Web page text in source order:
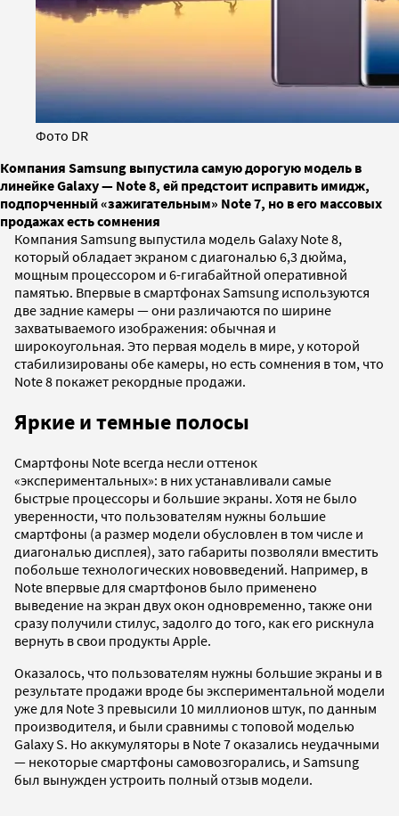
Фото DR
Компания Samsung выпустила самую дорогую модель в
линейке Galaxy — Note 8, ей предстоит исправить имидж,
подпорченный «зажигательным» Note 7, но в его массовых
продажах есть сомнения
Компания Samsung выпустила модель Galaxy Note 8,
который обладает экраном с диагональю 6,3 дюйма,
мощным процессором и 6-гигабайтной оперативной
памятью. Впервые в смартфонах Samsung используются
две задние камеры — они различаются по ширине
захватываемого изображения: обычная и
широкоугольная. Это первая модель в мире, у которой
стабилизированы обе камеры, но есть сомнения в том, что
Note 8 покажет рекордные продажи.
Яркие и темные полосы
Смартфоны Note всегда несли оттенок
«экспериментальных»: в них устанавливали самые
быстрые процессоры и большие экраны. Хотя не было
уверенности, что пользователям нужны большие
смартфоны (а размер модели обусловлен в том числе и
диагональю дисплея), зато габариты позволяли вместить
побольше технологических нововведений. Например, в
Note впервые для смартфонов было применено
выведение на экран двух окон одновременно, также они
сразу получили стилус, задолго до того, как его ­­рискнула
вернуть в свои продукты Apple.
Оказалось, что пользователям нужны большие экраны и в
результате продажи вроде бы экспериментальной модели
уже для Note 3 превысили 10 миллионов штук, по данным
производителя, и были сравнимы с топовой моделью
Galaxy S. Но аккумуляторы в Note 7 оказались неудачными
— некоторые смартфоны самовозгорались, и Samsung
был вынужден устроить полный отзыв модели.